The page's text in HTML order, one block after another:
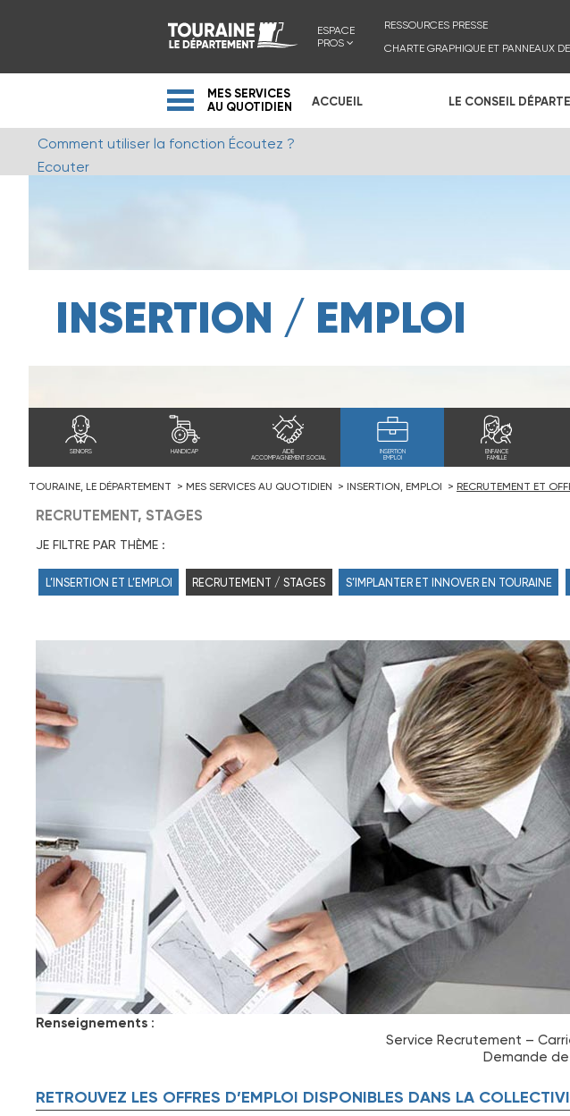
ESPACE
PROS
RESSOURCES PRESSE
CHARTE GRAPHIQUE ET PANNEAUX
MES SERVICES
AU QUOTIDIEN
ACCUEIL LE CONSEIL
Comment utiliser la fonction Écoutez ?
Ecouter
INSERTION / EMPLOI
SENIORS HANDICAP
AIDE
ACCOMPAGNEMENT SOCIAL
INSERTION
EMPLOI
ENFANCE
FAMILLE
TOURAINE, LE DÉPARTEMENT MES SERVICES AU QUOTIDIEN INSERTION, EMPLOI RECRUTEMENT ET
RECRUTEMENT, STAGES
JE FILTRE PAR THÈME :
L’INSERTION ET L’EMPLOI RECRUTEMENT / STAGES S’IMPLANTER ET INNOVER EN TOURAINE
Renseignements:
Service Recrutement –
Demande
RETROUVEZ LES OFFRES D’EMPLOI DISPONIBLES DANS LA